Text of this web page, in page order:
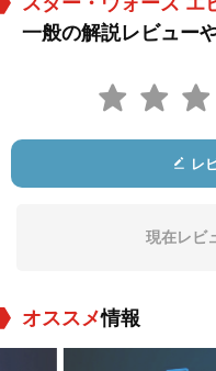
ジェームズ・アー
デビ
ー
ケニー・ベイカー
マイ
一般の解説レビュー
レ
現在レビ
オススメ情報